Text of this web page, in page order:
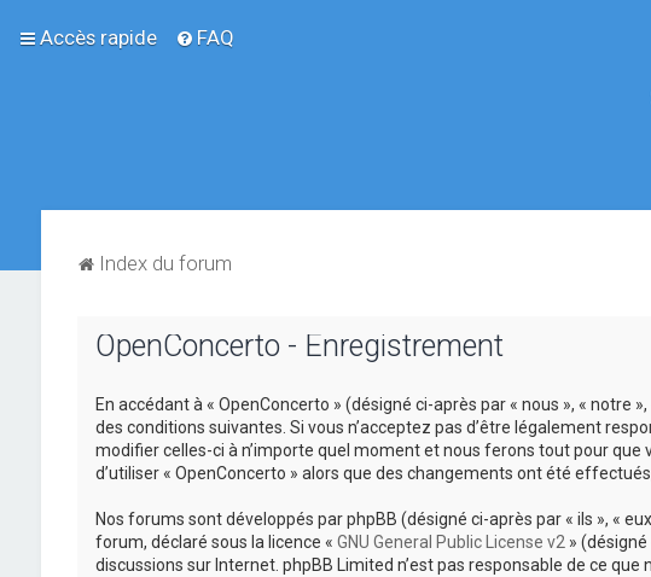
Accès rapide FAQ
Index du forum
OpenConcerto - Enregistrement
En accédant à « OpenConcerto » (désigné ci-après par « nous », «
des conditions suivantes. Si vous n’acceptez pas d’être légalement
modifier celles-ci à n’importe quel moment et nous ferons tout pour
d’utiliser « OpenConcerto » alors que des changements ont été
Nos forums sont développés par phpBB (désigné ci-après par « ils », «
forum, déclaré sous la licence « GNU General Public License v2 »
discussions sur Internet. phpBB Limited n’est pas responsable de ce